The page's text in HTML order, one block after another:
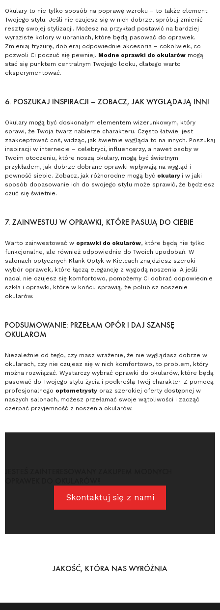
Okulary to nie tylko sposób na poprawę wzroku – to także element
Twojego stylu. Jeśli nie czujesz się w nich dobrze, spróbuj zmienić
resztę swojej stylizacji. Możesz na przykład postawić na bardziej
wyraziste kolory w ubraniach, które będą pasować do oprawek.
Zmieniaj fryzurę, dobieraj odpowiednie akcesoria – cokolwiek, co
pozwoli Ci poczuć się pewniej. Modne oprawki do okularów mogą
stać się punktem centralnym Twojego looku, dlatego warto
eksperymentować.
6. POSZUKAJ INSPIRACJI – ZOBACZ, JAK WYGLĄDAJĄ INNI
Okulary mogą być doskonałym elementem wizerunkowym, który
sprawi, że Twoja twarz nabierze charakteru. Często łatwiej jest
zaakceptować coś, widząc, jak świetnie wygląda to na innych. Poszukaj
inspiracji w internecie – celebryci, influencerzy, a nawet osoby w
Twoim otoczeniu, które noszą okulary, mogą być świetnym
przykładem, jak dobrze dobrane oprawki wpływają na wygląd i
pewność siebie. Zobacz, jak różnorodne mogą być okulary i w jaki
sposób dopasowanie ich do swojego stylu może sprawić, że będziesz
czuć się świetnie.
7. ZAINWESTUJ W OPRAWKI, KTÓRE PASUJĄ DO CIEBIE
Warto zainwestować w oprawki do okularów, które będą nie tylko
funkcjonalne, ale również odpowiednie do Twoich upodobań. W
salonach optycznych Klank Optyk w Kielcach znajdziesz szeroki
wybór oprawek, które łączą elegancję z wygodą noszenia. A jeśli
nadal nie czujesz się komfortowo, pomożemy Ci dobrać odpowiednie
szkła i oprawki, które w końcu sprawią, że polubisz noszenie
okularów.
PODSUMOWANIE: PRZEŁAM OPÓR I DAJ SZANSĘ
OKULAROM
Niezależnie od tego, czy masz wrażenie, że nie wyglądasz dobrze w
okularach, czy nie czujesz się w nich komfortowo, to problem, który
można rozwiązać. Wystarczy wybrać oprawki do okularów, które będą
pasować do Twojego stylu życia i podkreślą Twój charakter. Z pomocą
profesjonalnego optometrysty oraz szerokiej oferty dostępnej w
naszych salonach, możesz przełamać swoje wątpliwości i zacząć
czerpać przyjemność z noszenia okularów.
Skontaktuj się z nami
JAKOŚĆ, KTÓRA NAS WYRÓŻNIA